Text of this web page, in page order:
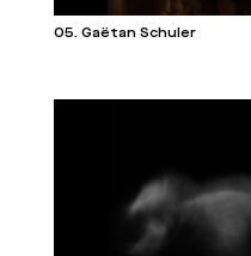
05. Gaëtan Schuler